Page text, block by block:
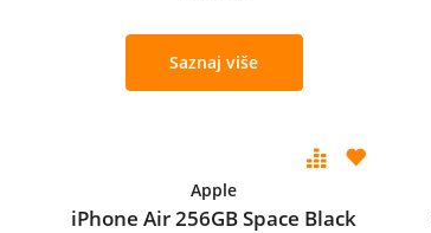
Saznaj više
Apple
iPhone Air 256GB Space Black